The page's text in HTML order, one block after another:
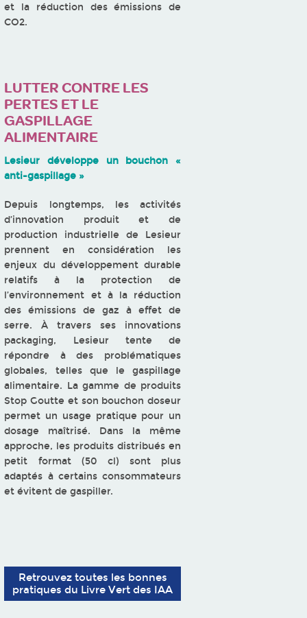
et la réduction des émissions de
CO2.
LUTTER CONTRE LES
PERTES ET LE
GASPILLAGE
ALIMENTAIRE
Lesieur développe un bouchon «
anti-gaspillage »
Depuis longtemps, les activités
d’innovation produit et de
production industrielle de Lesieur
prennent en considération les
enjeux du développement durable
relatifs à la protection de
l’environnement et à la réduction
des émissions de gaz à effet de
serre. À travers ses innovations
packaging, Lesieur tente de
répondre à des problématiques
globales, telles que le gaspillage
alimentaire. La gamme de produits
Stop Goutte et son bouchon doseur
permet un usage pratique pour un
dosage maîtrisé. Dans la même
approche, les produits distribués en
petit format (50 cl) sont plus
adaptés à certains consommateurs
et évitent de gaspiller.
Retrouvez toutes les bonnes
pratiques du Livre Vert des IAA